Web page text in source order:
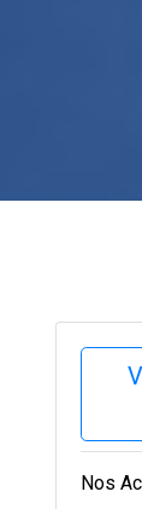
Nos